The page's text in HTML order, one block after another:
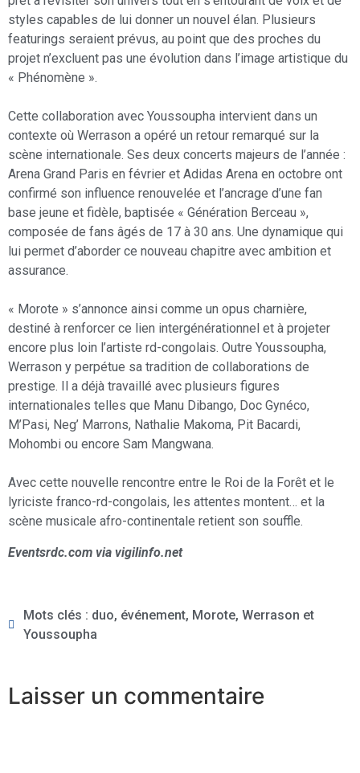
styles capables de lui donner un nouvel élan. Plusieurs
featurings seraient prévus, au point que des proches du
projet n’excluent pas une évolution dans l’image artistique du
« Phénomène ».
Cette collaboration avec Youssoupha intervient dans un
contexte où Werrason a opéré un retour remarqué sur la
scène internationale. Ses deux concerts majeurs de l’année :
Arena Grand Paris en février et Adidas Arena en octobre ont
confirmé son influence renouvelée et l’ancrage d’une fan
base jeune et fidèle, baptisée « Génération Berceau »,
composée de fans âgés de 17 à 30 ans. Une dynamique qui
lui permet d’aborder ce nouveau chapitre avec ambition et
assurance.
« Morote » s’annonce ainsi comme un opus charnière,
destiné à renforcer ce lien intergénérationnel et à projeter
encore plus loin l’artiste rd-congolais. Outre Youssoupha,
Werrason y perpétue sa tradition de collaborations de
prestige. Il a déjà travaillé avec plusieurs figures
internationales telles que Manu Dibango, Doc Gynéco,
M’Pasi, Neg’ Marrons, Nathalie Makoma, Pit Bacardi,
Mohombi ou encore Sam Mangwana.
Avec cette nouvelle rencontre entre le Roi de la Forêt et le
lyriciste franco-rd-congolais, les attentes montent… et la
scène musicale afro-continentale retient son souffle.
Eventsrdc.com via vigilinfo.net
Mots clés : duo, événement, Morote, Werrason et
Youssoupha
Laisser un commentaire